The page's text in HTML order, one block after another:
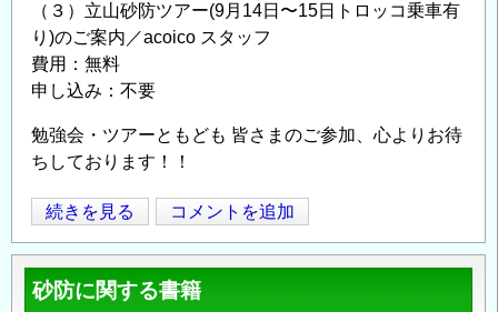
（３）立山砂防ツアー(9月14日〜15日トロッコ乗車有
り)のご案内／acoico スタッフ
費用：無料
申し込み：不要
勉強会・ツアーともども 皆さまのご参加、心よりお待
ちしております！！
7/22(日)
立
山
砂
続きを見る コメントを追加
砂防に関する書籍